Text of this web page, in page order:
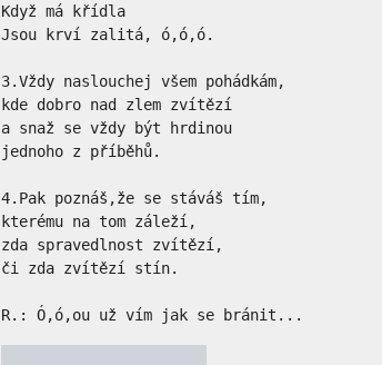
Když má křídla
Jsou krví zalitá, ó,ó,ó.
3.Vždy naslouchej všem pohádkám,
kde dobro nad zlem zvítězí
a snaž se vždy být hrdinou
jednoho z příběhů.
4.Pak poznáš,že se stáváš tím,
kterému na tom záleží,
zda spravedlnost zvítězí,
či zda zvítězí stín.
R.: Ó,ó,ou už vím jak se bránit...